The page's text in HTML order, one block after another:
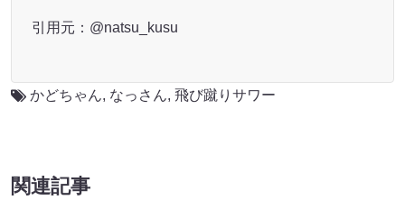
引用元：@natsu_kusu
かどちゃん, なっさん, 飛び蹴りサワー
関連記事